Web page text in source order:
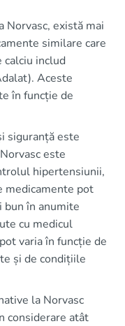
Norvasc, există mai
similare care
calciu includ
Aceste
în funcție de
siguranță este
este
hipertensiunii,
medicamente pot
bun în anumite
cu medicul
varia în funcție de
și de condițiile
la Norvasc
considerare atât